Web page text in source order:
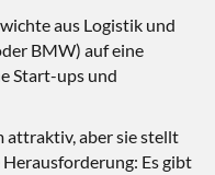
aus Logistik und
BMW) auf eine
Start-ups und
attraktiv, aber sie stellt
Es gibt